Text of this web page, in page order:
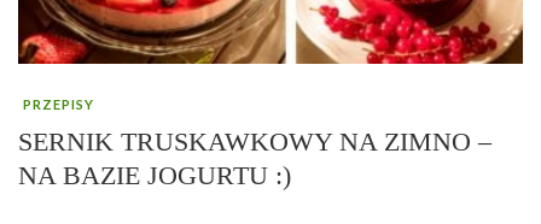
PRZEPISY
SERNIK TRUSKAWKOWY NA ZIMNO –
NA BAZIE JOGURTU :)